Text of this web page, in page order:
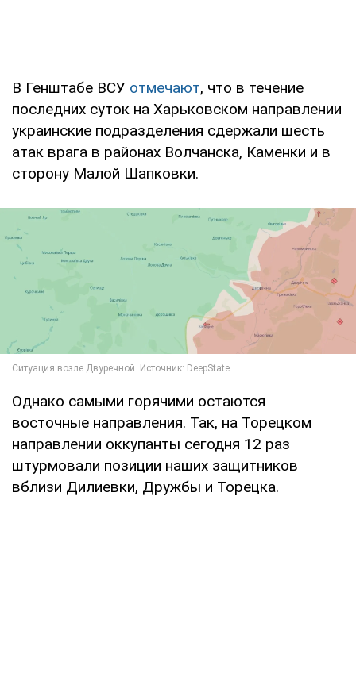
В Генштабе ВСУ отмечают, что в течение
последних суток на Харьковском направлении
украинские подразделения сдержали шесть
атак врага в районах Волчанска, Каменки и в
сторону Малой Шапковки.
Однако самыми горячими остаются
восточные направления. Так, на Торецком
направлении оккупанты сегодня 12 раз
штурмовали позиции наших защитников
вблизи Дилиевки, Дружбы и Торецка.